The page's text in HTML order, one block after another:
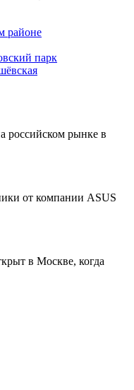
районе
парк
российском рынке в
от компании ASUS
в Москве, когда